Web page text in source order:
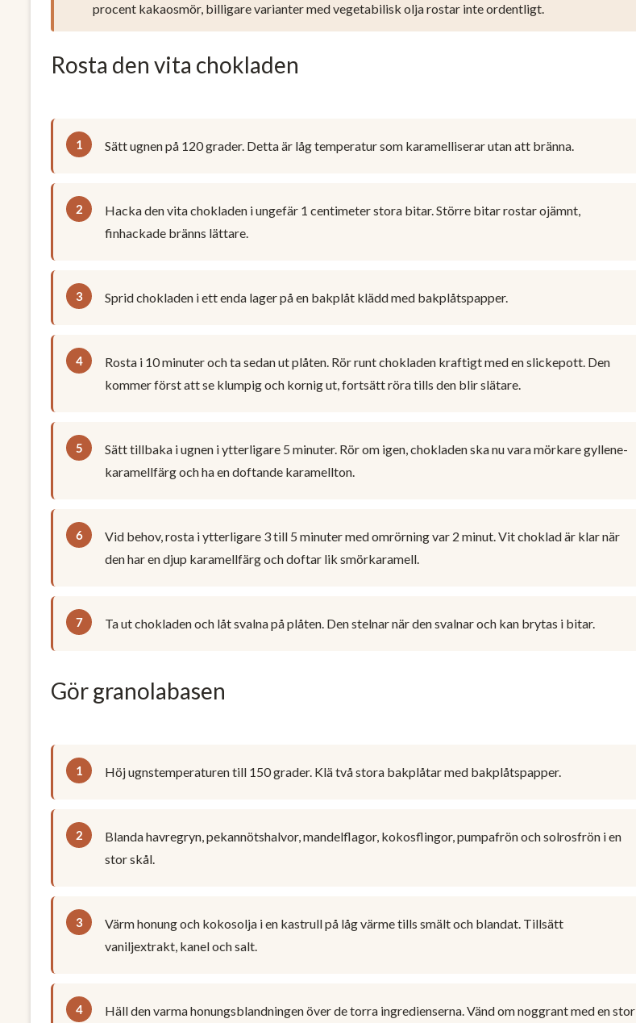
procent kakaosmör, billigare varianter med vegetabilisk olja rostar inte ordentligt.
Rosta den vita chokladen
Sätt ugnen på 120 grader. Detta är låg temperatur som karamelliserar utan att bränna.
Hacka den vita chokladen i ungefär 1 centimeter stora bitar. Större bitar rostar ojämnt,
finhackade bränns lättare.
Sprid chokladen i ett enda lager på en bakplåt klädd med bakplåtspapper.
Rosta i 10 minuter och ta sedan ut plåten. Rör runt chokladen kraftigt med en slickepott. Den
kommer först att se klumpig och kornig ut, fortsätt röra tills den blir slätare.
Sätt tillbaka i ugnen i ytterligare 5 minuter. Rör om igen, chokladen ska nu vara mörkare gyllene-
karamellfärg och ha en doftande karamellton.
Vid behov, rosta i ytterligare 3 till 5 minuter med omrörning var 2 minut. Vit choklad är klar när
den har en djup karamellfärg och doftar lik smörkaramell.
Ta ut chokladen och låt svalna på plåten. Den stelnar när den svalnar och kan brytas i bitar.
Gör granolabasen
Höj ugnstemperaturen till 150 grader. Klä två stora bakplåtar med bakplåtspapper.
Blanda havregryn, pekannötshalvor, mandelflagor, kokosflingor, pumpafrön och solrosfrön i en
stor skål.
Värm honung och kokosolja i en kastrull på låg värme tills smält och blandat. Tillsätt
vaniljextrakt, kanel och salt.
Häll den varma honungsblandningen över de torra ingredienserna. Vänd om noggrant med en stor